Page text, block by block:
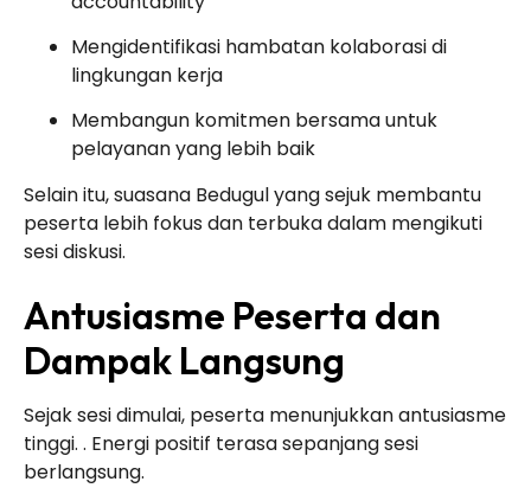
Mengidentifikasi hambatan kolaborasi di
lingkungan kerja
Membangun komitmen bersama untuk
pelayanan yang lebih baik
Selain itu, suasana Bedugul yang sejuk membantu
peserta lebih fokus dan terbuka dalam mengikuti
sesi diskusi.
Antusiasme Peserta dan
Dampak Langsung
Sejak sesi dimulai, peserta menunjukkan antusiasme
tinggi. . Energi positif terasa sepanjang sesi
berlangsung.